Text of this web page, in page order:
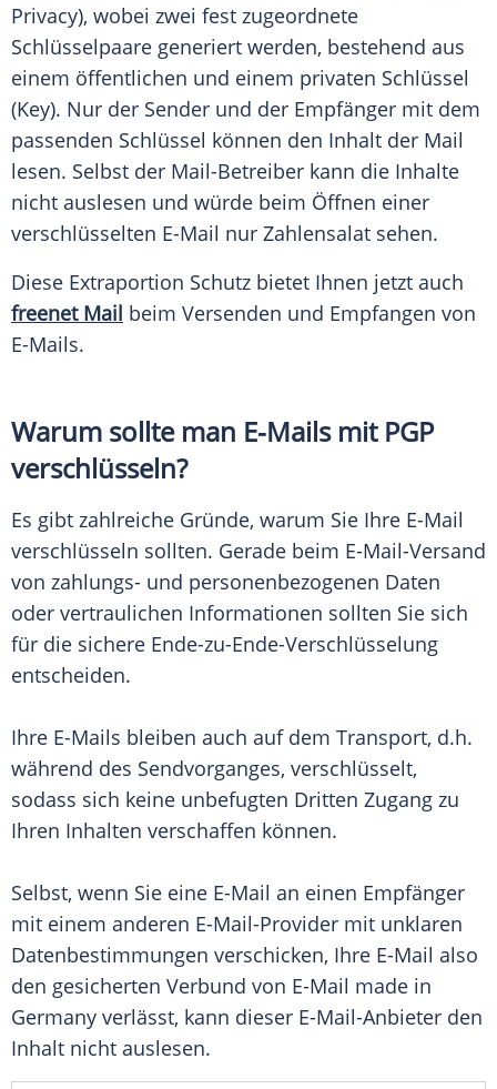
Privacy), wobei zwei fest zugeordnete
Schlüsselpaare generiert werden, bestehend aus
einem öffentlichen und einem privaten Schlüssel
(Key). Nur der Sender und der Empfänger mit dem
passenden Schlüssel können den Inhalt der Mail
lesen. Selbst der Mail-Betreiber kann die Inhalte
nicht auslesen und würde beim Öffnen einer
verschlüsselten E-Mail nur Zahlensalat sehen.
Diese Extraportion Schutz bietet Ihnen jetzt auch
freenet Mail beim Versenden und Empfangen von
E-Mails.
Warum sollte man E-Mails mit PGP
verschlüsseln?
Es gibt zahlreiche Gründe, warum Sie Ihre E-Mail
verschlüsseln sollten. Gerade beim E-Mail-Versand
von zahlungs- und personenbezogenen Daten
oder vertraulichen Informationen sollten Sie sich
für die sichere Ende-zu-Ende-Verschlüsselung
entscheiden.
Ihre E-Mails bleiben auch auf dem Transport, d.h.
während des Sendvorganges, verschlüsselt,
sodass sich keine unbefugten Dritten Zugang zu
Ihren Inhalten verschaffen können.
Selbst, wenn Sie eine E-Mail an einen Empfänger
mit einem anderen E-Mail-Provider mit unklaren
Datenbestimmungen verschicken, Ihre E-Mail also
den gesicherten Verbund von E-Mail made in
Germany verlässt, kann dieser E-Mail-Anbieter den
Inhalt nicht auslesen.